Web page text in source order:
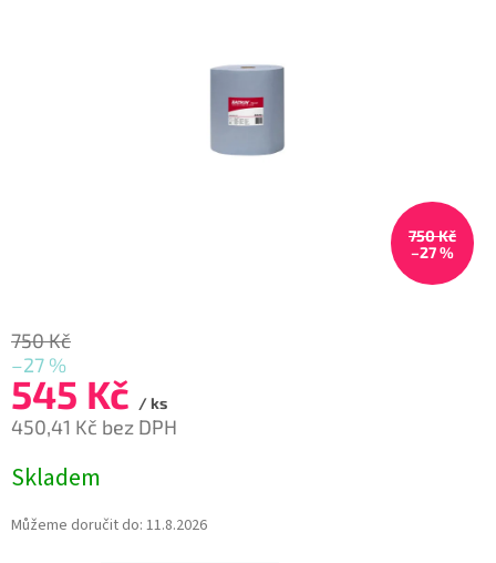
750 Kč
–27 %
750 Kč
–27 %
545 Kč / ks
450,41 Kč bez DPH
cena:
Skladem
Můžeme doručit do: 11.8.2026